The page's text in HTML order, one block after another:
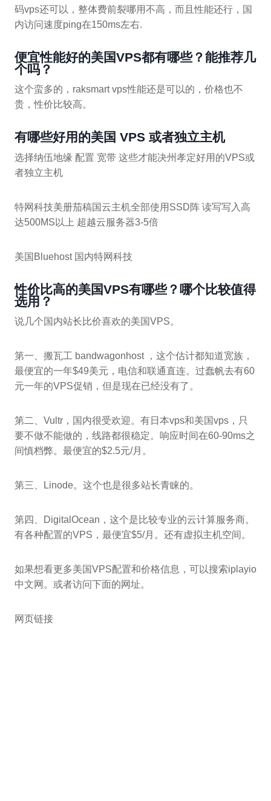
码vps还可以，整体费前裂哪用不高，而且性能还行，国
内访问速度ping在150ms左右.
便宜性能好的美国VPS都有哪些？能推荐几
个吗？
这个蛮多的，raksmart vps性能还是可以的，价格也不
贵，性价比较高。
有哪些好用的美国 VPS 或者独立主机
选择纳伍地缘 配置 宽带 这些才能决州孝定好用的VPS或
者独立主机
特网科技美册茄稿国云主机全部使用SSD阵 读写写入高
达500MS以上 超越云服务器3-5倍
美国Bluehost 国内特网科技
性价比高的美国VPS有哪些？哪个比较值得
选用？
说几个国内站长比价喜欢的美国VPS。
第一、搬瓦工 bandwagonhost ，这个估计都知道宽族，
最便宜的一年$49美元，电信和联通直连。过蠢帆去有60
元一年的VPS促销，但是现在已经没有了。
第二、Vultr，国内很受欢迎。有日本vps和美国vps，只
要不做不能做的，线路都很稳定。响应时间在60-90ms之
间慎档弊。最便宜的$2.5元/月。
第三、Linode。这个也是很多站长青睐的。
第四、DigitalOcean，这个是比较专业的云计算服务商。
有各种配置的VPS，最便宜$5/月。还有虚拟主机空间。
如果想看更多美国VPS配置和价格信息，可以搜索iplayio
中文网。或者访问下面的网址。
网页链接